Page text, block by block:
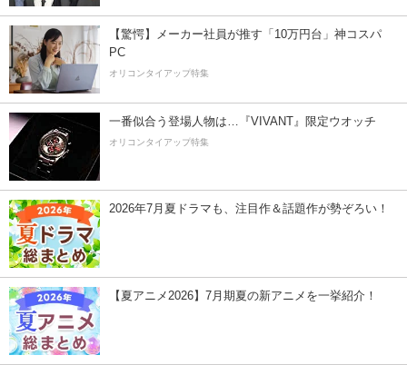
【驚愕】メーカー社員が推す「10万円台」神コスパ
PC
オリコンタイアップ特集
一番似合う登場人物は…『VIVANT』限定ウオッチ
オリコンタイアップ特集
2026年7月夏ドラマも、注目作＆話題作が勢ぞろい！
【夏アニメ2026】7月期夏の新アニメを一挙紹介！